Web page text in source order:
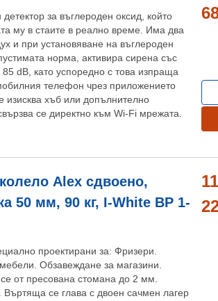
детектор за въглероден оксид, който
му в стаите в реално време. Има два
и при установяване на въглероден
норма, активира сирена със
85 dB, като успоредно с това изпраща
телефон чрез приложението
изисква хъб или допълнително
се директно към Wi-Fi мрежата.
Alex сдвоено,
50 мм, 90 кг, I-White BP 1-
проектирани за: Фризери.
Обзавеждане за магазини.
от пресована стомана до 2 мм.
Въртяща се глава с двоен сачмен лагер